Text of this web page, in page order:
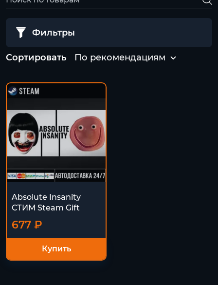
Фильтры
Сортировать По рекомендациям
Absolute Insanity
СТИМ Steam Gift
677 ₽
Купить